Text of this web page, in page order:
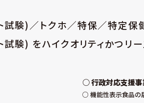
ます。
(エ) 人的安全管理措置
確化し、個人データ管理
試験)／トクホ／特保／特定
験) をハイクオリティかつリ
行政対応支援
機能性表示食品の